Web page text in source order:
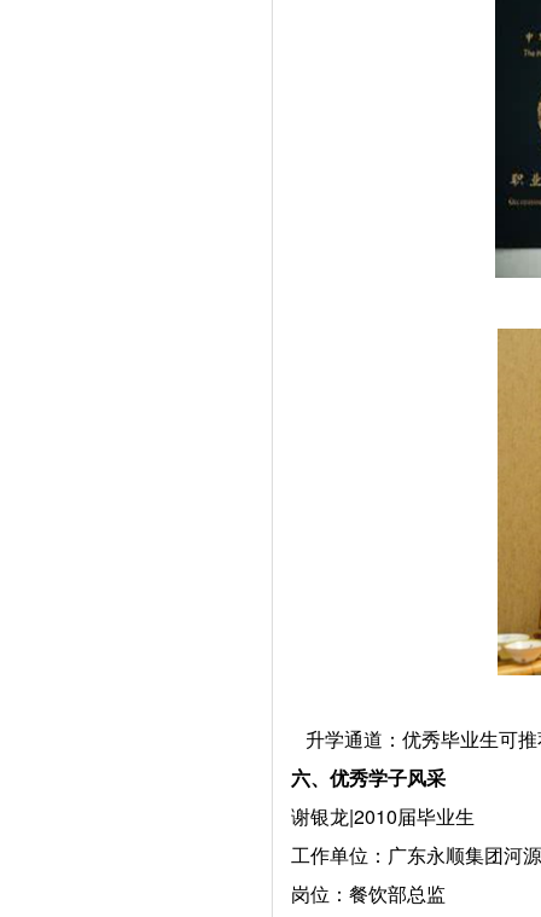
升学通道：优秀毕业生可
六、优秀学子风采
谢银龙|2010届毕业生
工作单位：广东永顺集团河
岗位：餐饮部总监